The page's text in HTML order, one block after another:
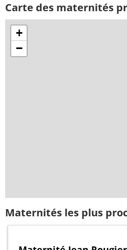
Carte des maternités
+
−
Maternités les plus